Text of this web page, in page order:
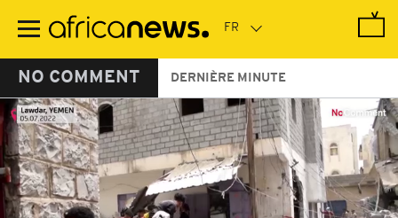
contenu
NO COMMENT DERNIÈRE MINUTE